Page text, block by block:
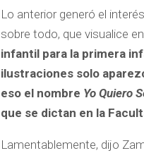
Lo anterior generó el
sobre todo, que visualice
infantil para la primera
ilustraciones solo
eso el nombre Yo Quiero
que se dictan en la
Lamentablemente, dijo